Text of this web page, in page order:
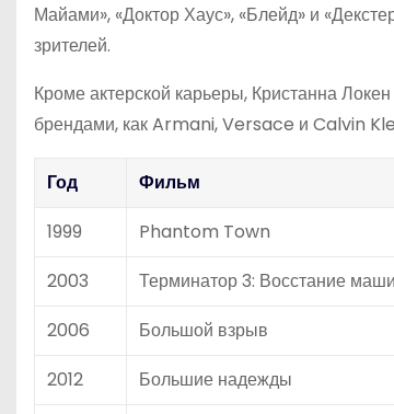
Майами», «Доктор Хаус», «Блейд» и
зрителей.
Кроме актерской карьеры, Кристанна
брендами, как Armani, Versace и Calvin
Год Фильм
1999
Phantom Town
2003
Терминатор 3: Восстание
2006
Большой взрыв
2012
Большие надежды